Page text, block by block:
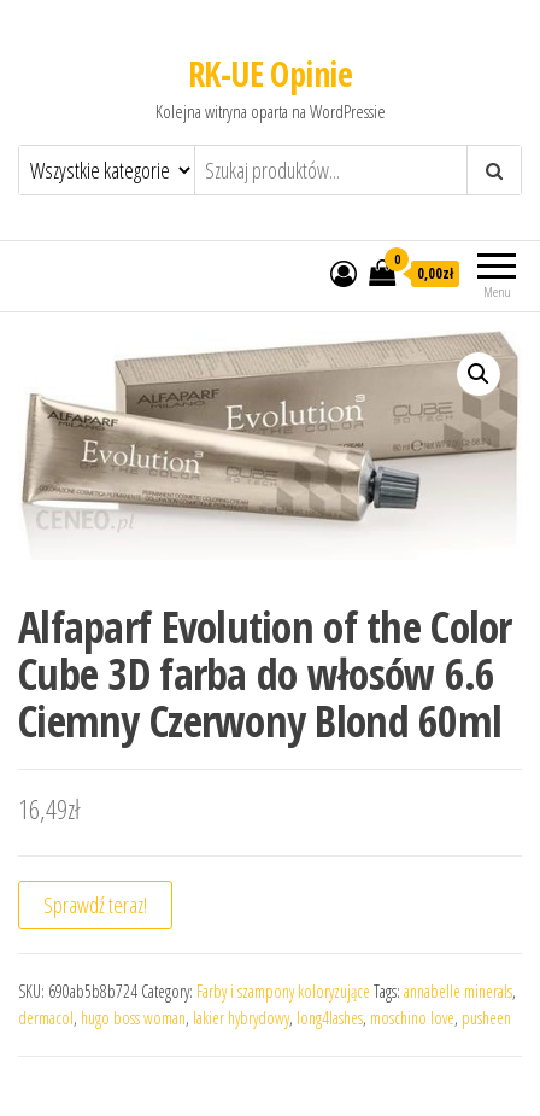
RK-UE Opinie
Kolejna witryna oparta na WordPressie
Menu
0
0,00zł
Alfaparf Evolution of the Color
Cube 3D farba do włosów 6.6
Ciemny Czerwony Blond 60ml
16,49zł
Sprawdź teraz!
SKU: 690ab5b8b724 Category: Farby i szampony koloryzujące Tags: annabelle minerals,
dermacol, hugo boss woman, lakier hybrydowy, long4lashes, moschino love, pusheen